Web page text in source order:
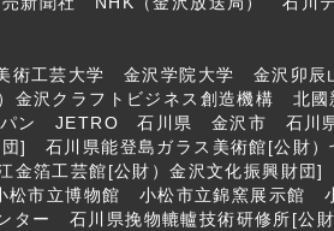
術工芸大学 金沢学院大学 金沢卯辰
金沢クラフトビジネス創造機構 北
パン JETRO 石川県 金沢市 石川
] 石川県能登島ガラス美術館[公財）
箔工芸館[公財）金沢文化振興財団
松市立博物館 小松市立錦窯展示館
ー 石川県挽物轆轤技術研修所[公財